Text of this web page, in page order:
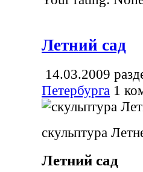
Летний сад
14.03.2009
Петербурга 1
скульптура
Летний сад